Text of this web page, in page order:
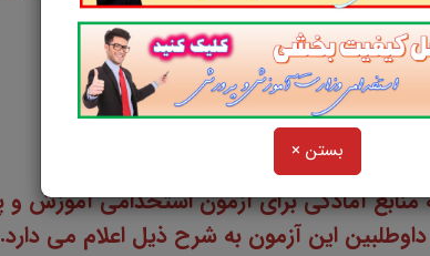
بستن ×
پرتو یادگیری تقدیم می کند
این آزمون به شرح ذیل اعلام می دارد.